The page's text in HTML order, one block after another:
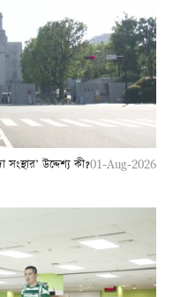
উদ্দেশ্য কী?01-Aug-2026